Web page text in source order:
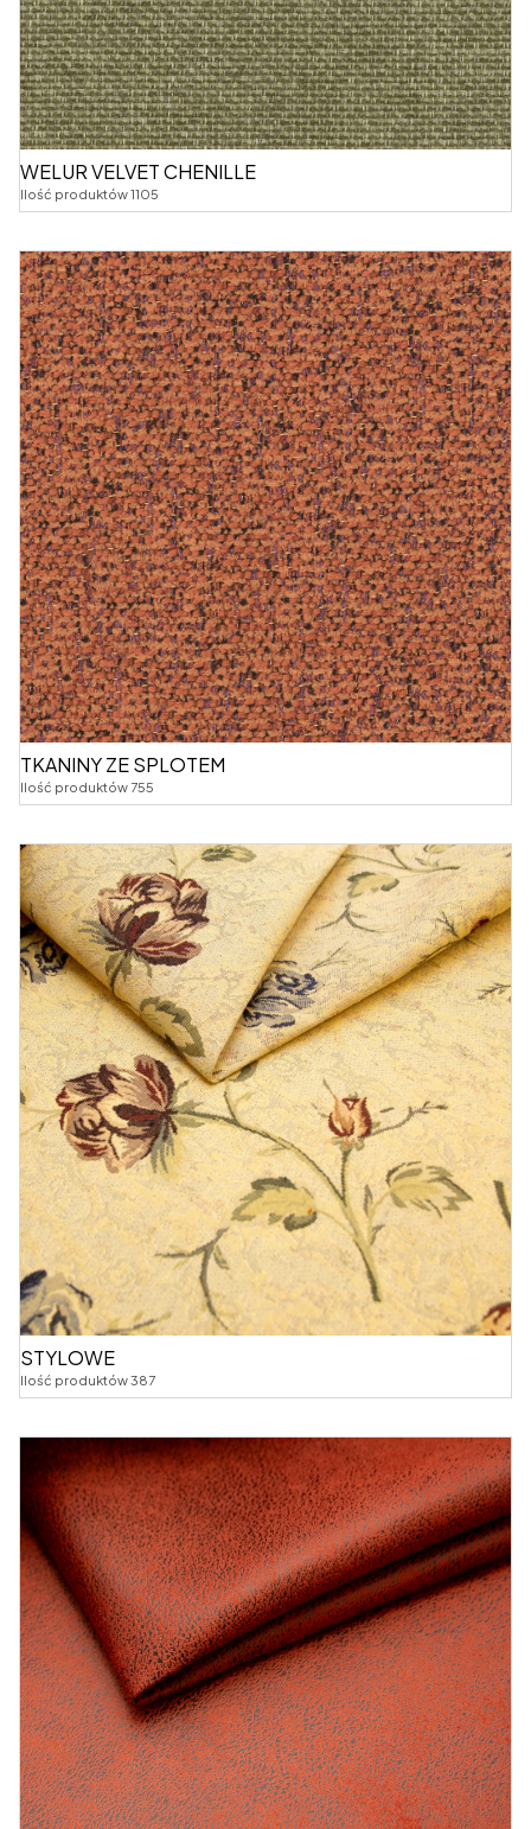
WELUR VELVET CHENILLE
Ilość produktów 1105
TKANINY ZE SPLOTEM
Ilość produktów 755
STYLOWE
Ilość produktów 387